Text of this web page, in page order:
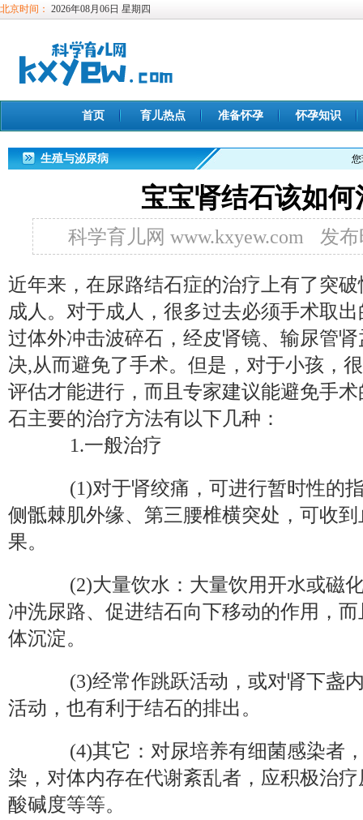
北京时间： 2026年08月06日 星期四
首页 育儿热点 准备怀孕 怀孕知识
生殖与泌尿病
宝宝肾结石该如何
科学育儿网 www.kxyew.com 发布
近年来，在尿路结石症的治疗上有了突
成人。对于成人，很多过去必须手术取
过体外冲击波碎石，经皮肾镜、输尿管
决,从而避免了手术。但是，对于小孩，
评估才能进行，而且专家建议能避免手
石主要的治疗方法有以下几种：
1.一般治疗
(1)对于肾绞痛，可进行暂时性的指
侧骶棘肌外缘、第三腰椎横突处，可收
果。
(2)大量饮水：大量饮用开水或磁化
冲洗尿路、促进结石向下移动的作用，
体沉淀。
(3)经常作跳跃活动，或对肾下盏内
活动，也有利于结石的排出。
(4)其它：对尿培养有细菌感染者，
染，对体内存在代谢紊乱者，应积极治
酸碱度等等。